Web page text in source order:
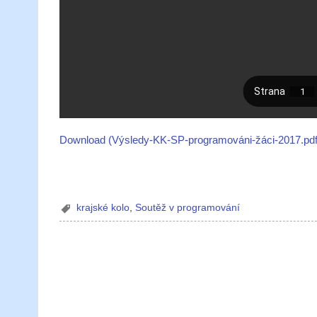
Download (Výsledy-KK-SP-programováni-žáci-
krajské kolo ,Soutěž v programování